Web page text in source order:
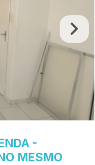
-
MESMO